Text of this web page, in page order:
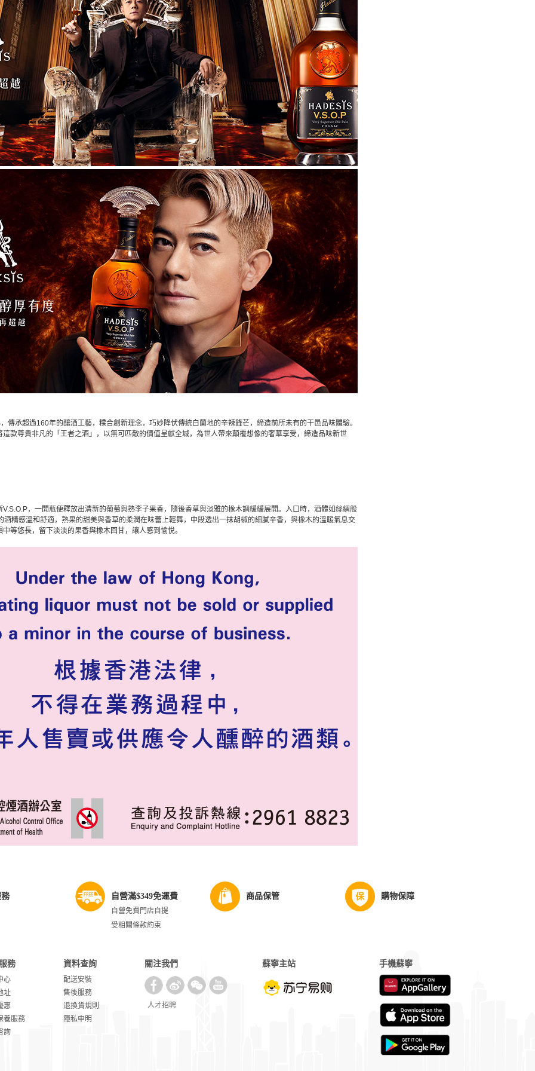
傳承超過160年的釀酒工藝，糅合創新理念，巧妙降伏傳統白蘭地的辛辣鋒芒，締造前所未有的干邑品味體驗。
款尊貴非凡的「王者之酒」，以無可匹敵的價值呈獻全城，為世人帶來顛覆想像的奢華享受，締造品味新世
，一開瓶便釋放出清新的葡萄與熟李子果香，隨後香草與淡雅的橡木調緩緩展開。入口時，酒體如絲綢般
酒精感溫和舒適，熟果的甜美與香草的柔潤在味蕾上輕舞，中段透出一抹胡椒的細膩辛香，與橡木的溫暖氣息交
等悠長，留下淡淡的果香與橡木回甘，讓人感到愉悅。
自營滿$349免運費
自營免費門店自提
受相關條款約束
商品保管 購物保障
務
心
址
惠
養服務
詢
資料查詢
配送安裝
售後服務
退換貨規則
隱私申明
關注我們
人才招聘
蘇寧主站 手機蘇寧